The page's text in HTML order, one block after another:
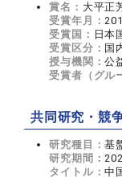
賞名： 大平正
受賞年月：
受賞国： 日本
受賞区分： 国
授与機関：公
受賞者（グル
共同研究・競
研究種目：基
研究期間：
タイトル：中